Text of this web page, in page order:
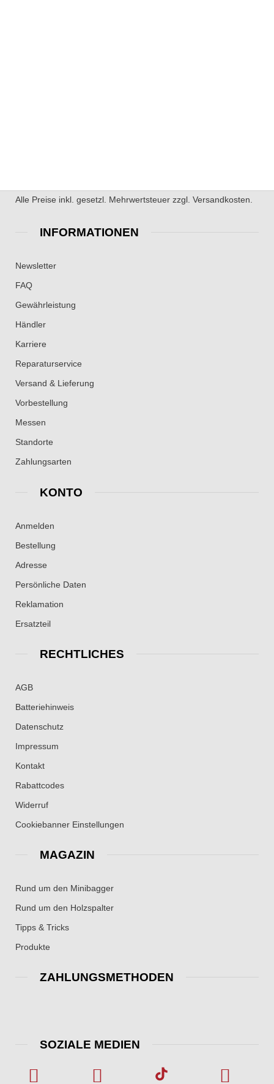
Alle Preise inkl. gesetzl. Mehrwertsteuer zzgl. Versandkosten.
INFORMATIONEN
Newsletter
FAQ
Gewährleistung
Händler
Karriere
Reparaturservice
Versand & Lieferung
Vorbestellung
Messen
Standorte
Zahlungsarten
KONTO
Anmelden
Bestellung
Adresse
Persönliche Daten
Reklamation
Ersatzteil
RECHTLICHES
AGB
Batteriehinweis
Datenschutz
Impressum
Kontakt
Rabattcodes
Widerruf
Cookiebanner Einstellungen
MAGAZIN
Rund um den Minibagger
Rund um den Holzspalter
Tipps & Tricks
Produkte
ZAHLUNGSMETHODEN
SOZIALE MEDIEN